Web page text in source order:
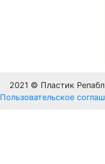
2021 © Пластик
Пользовательское